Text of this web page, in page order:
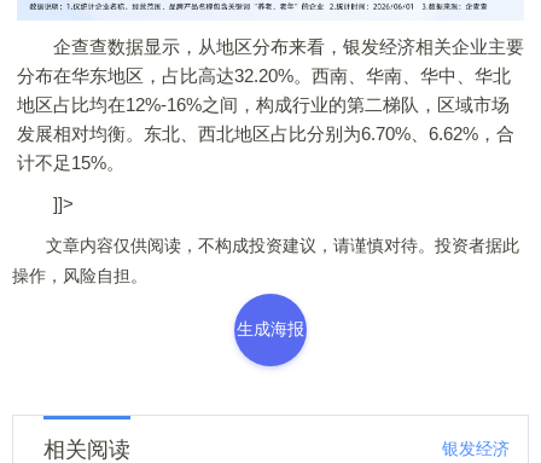
企查查数据显示，从地区分布来看，银发经济相关企业主要
分布在华东地区，占比高达32.20%。西南、华南、华中、华北
地区占比均在12%-16%之间，构成行业的第二梯队，区域市场
发展相对均衡。东北、西北地区占比分别为6.70%、6.62%，合
计不足15%。
]]>
文章内容仅供阅读，不构成投资建议，请谨慎对待。投资者据此
操作，风险自担。
生成海报
相关阅读 银发经济